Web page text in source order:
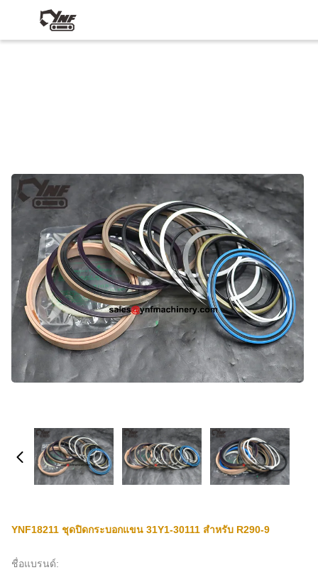
YNF18211 ชุดปิดกระบอกแขน 31Y1-30111 สําหรับ R290-9
ชื่อแบรนด์: